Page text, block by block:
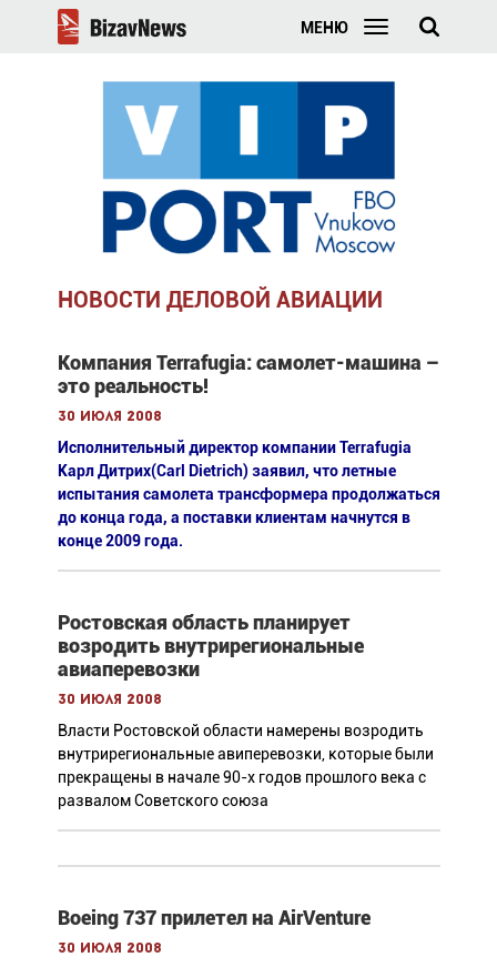
МЕНЮ
НОВОСТИ ДЕЛОВОЙ АВИАЦИИ
Компания Terrafugia: самолет-машина –
это реальность!
30 июля 2008
Исполнительный директор компании Terrafugia
Карл Дитрих(Carl Dietrich) заявил, что летные
испытания самолета трансформера продолжаться
до конца года, а поставки клиентам начнутся в
конце 2009 года.
Ростовская область планирует
возродить внутрирегиональные
авиаперевозки
30 июля 2008
Власти Ростовской области намерены возродить
внутрирегиональные авиперевозки, которые были
прекращены в начале 90-х годов прошлого века с
развалом Советского союза
Boeing 737 прилетел на AirVenture
30 июля 2008